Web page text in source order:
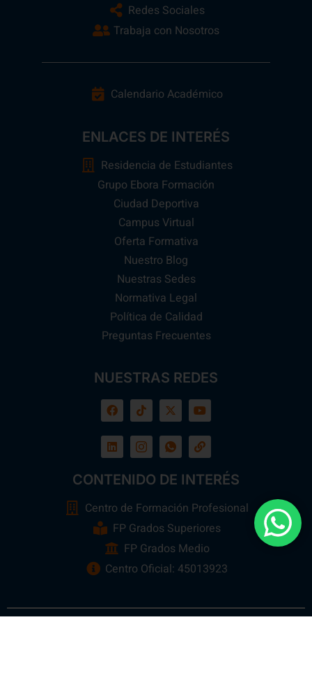
Redes Sociales
Trabaja con Nosotros
Calendario Académico
ENLACES DE INTERÉS
Residencia de Estudiantes
Grupo Ebora Formación
Ciudad Deportiva
Campus Virtual
Oferta Formativa
Nuestro Blog
Nuestras Sedes
Normativa Legal
Política de Calidad
Preguntas Frecuentes
NUESTRAS REDES
CONTENIDO DE INTERÉS
Centro de Formación Profesional
FP Grados Superiores
FP Grados Medio
Centro Oficial: 45013923